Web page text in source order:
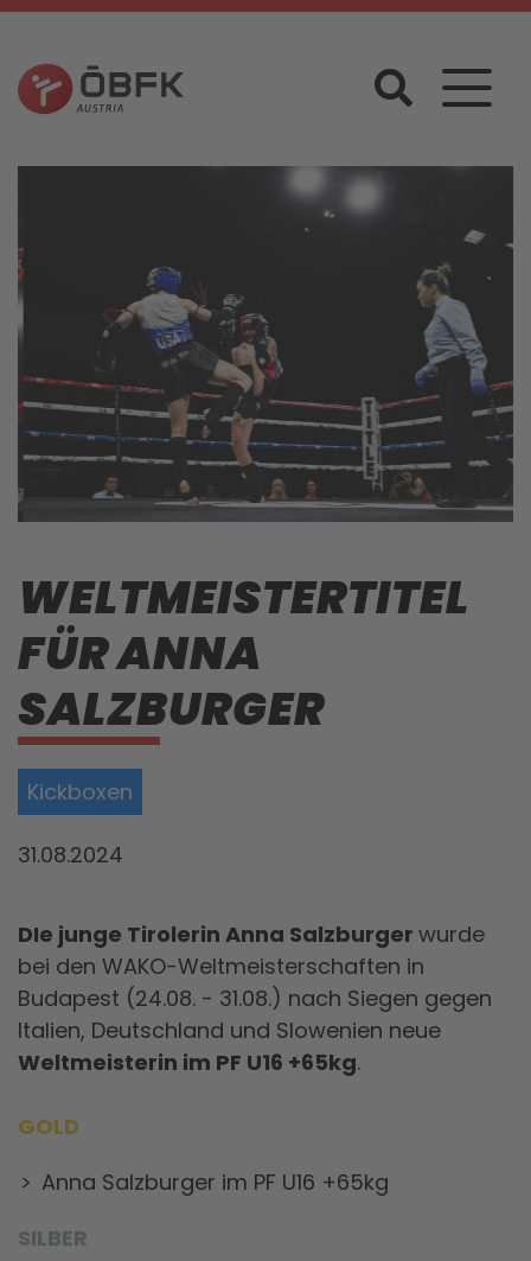
WELTMEISTERTITEL
FÜR ANNA
SALZBURGER
Kickboxen
31.08.2024
DIe junge Tirolerin Anna Salzburger wurde
bei den WAKO-Weltmeisterschaften in
Budapest (24.08. - 31.08.) nach Siegen gegen
Italien, Deutschland und Slowenien neue
Weltmeisterin im PF U16 +65kg.
GOLD
Anna Salzburger im PF U16 +65kg
SILBER